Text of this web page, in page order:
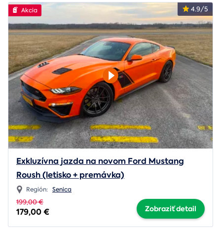
4.9/5
Akcia
Exkluzívna jazda na novom Ford Mustang
Roush (letisko + premávka)
Región: Senica
199,00 €
179,00 € Zobraziť detail